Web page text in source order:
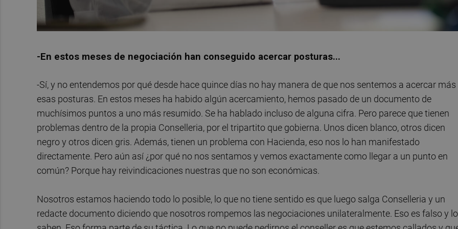
-En estos meses de negociación han conseguido acercar posturas...
-Sí, y no entendemos por qué desde hace quince días no hay manera de que nos sentemos a acercar más
esas posturas. En estos meses ha habido algún acercamiento, hemos pasado de un documento de
muchísimos puntos a uno más resumido. Se ha hablado incluso de alguna cifra. Pero parece que tienen
problemas dentro de la propia Conselleria, por el tripartito que gobierna. Unos dicen blanco, otros dicen
negro y otros dicen gris. Además, tienen un problema con Hacienda, eso nos lo han manifestado
directamente. Pero aún así ¿por qué no nos sentamos y vemos exactamente como llegar a un punto en
común? Porque hay reivindicaciones nuestras que no son económicas.
Nosotros estamos haciendo todo lo posible, lo que no tiene sentido es que luego salga Conselleria y un
redacte documento diciendo que nosotros rompemos las negociaciones unilateralmente. Eso es falso y lo